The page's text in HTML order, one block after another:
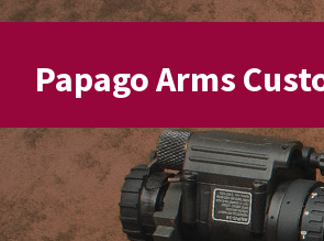
Papago Arms